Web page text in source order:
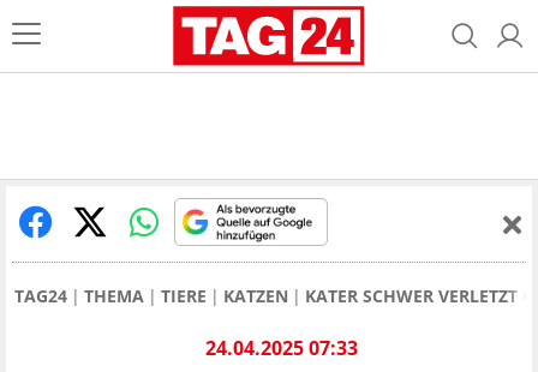
TAG24 THEMA TIERE KATZEN KATER SCHWER VERLETZT
24.04.2025 07:33